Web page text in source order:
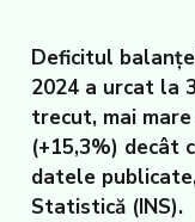
Deficitul
2024 a urcat la
trecut, mai
(+15,3%) decât
datele
Statistică (INS).